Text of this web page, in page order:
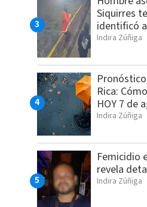
Siquirres
identificó
Indira Zúñiga
Rica:
HOY 7 de
Indira Zúñiga
Femicidio
revela
Indira Zúñiga